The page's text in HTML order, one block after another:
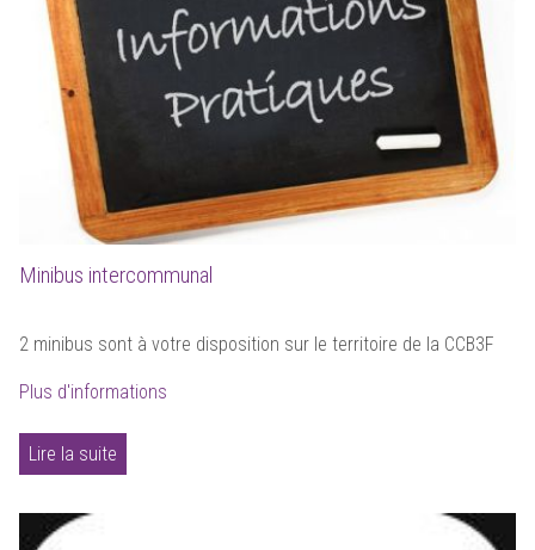
Minibus intercommunal
2 minibus sont à votre disposition sur le territoire de la CCB3F
Plus d'informations
Lire la suite